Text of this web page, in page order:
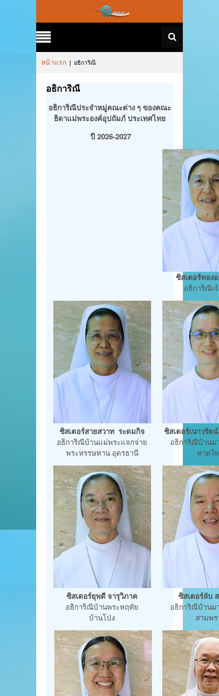
หน้าแรก อธิการิณี
อธิการิณี
อธิการิณีประจำหมู่คณะต่าง ๆ ของคณะ
ธิดาแม่พระองค์อุปถัมภ์ ประเทศไทย
ปี 2026-2027
ซิสเตอร์ทอง
อธิการิณีเ
ซิสเตอร์สายสวาท ระดมกิจ
อธิการิณีบ้านแม่พระแจกจ่าย
พระหรรษทาน อุดรธานี
ซิสเตอร์เนาวรัต
อธิการิณีบ้านม
หาดใ
ซิสเตอร์ยุพดี จารุวิภาค
อธิการิณีบ้านพระหฤทัย
บ้านโป่ง
ซิสเตอร์ลับ
อธิการิณีบ้านม
สามพ